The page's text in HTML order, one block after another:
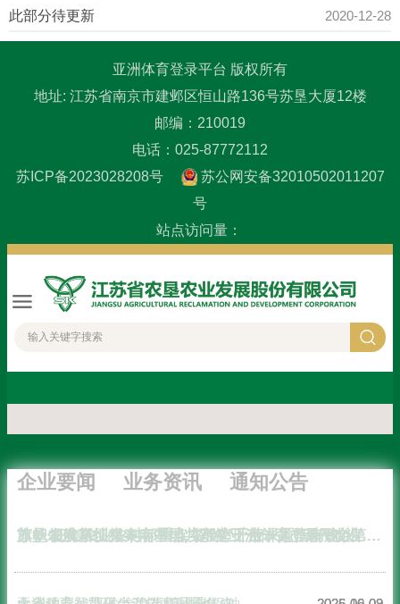
此部分待更新 2020-12-28
亚洲体育登录平台 版权所有
地址: 江苏省南京市建邺区恒山路136号苏垦大厦12楼
邮编：210019
电话：025-87772112
苏ICP备2023028208号
苏公网安备32010502011207
号
站点访问量：
企业要闻 业务资讯 通知公告
旗帜领航新征程——中国共产党亚洲体育登录平台第一次党员代表大会胜利召开
苏垦农发东坝头秦南基地: 探路“千亩一人”现代农业新模式
征集农业农村部重点实验室开放课题指南建议